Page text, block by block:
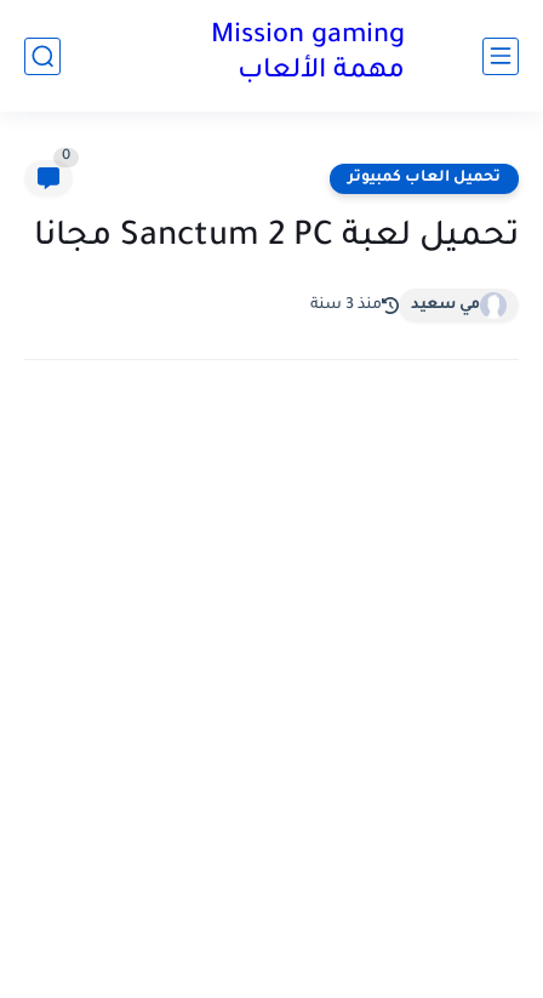
Mission gaming
مهمة الألعاب
تحميل العاب كمبيوتر
0
تحميل لعبة Sanctum 2 PC مجانا
مي سعيد منذ 3 سنة